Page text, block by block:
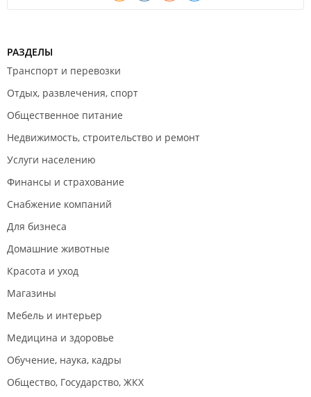
РАЗДЕЛЫ
Транспорт и перевозки
Отдых, развлечения, спорт
Общественное питание
Недвижимость, строительство и ремонт
Услуги населению
Финансы и страхование
Снабжение компаний
Для бизнеса
Домашние животные
Красота и уход
Магазины
Мебель и интерьер
Медицина и здоровье
Обучение, наука, кадры
Общество, Государство, ЖКХ